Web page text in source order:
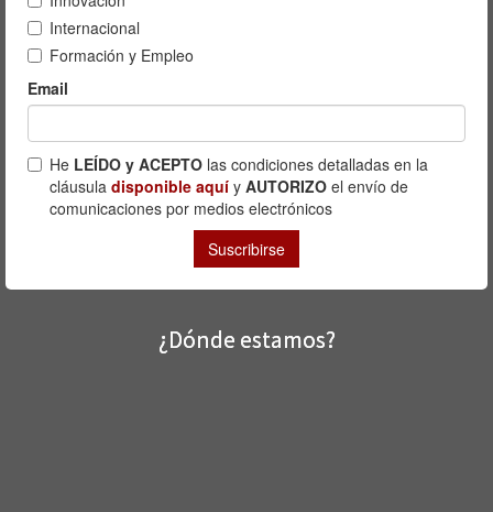
¿Dónde estamos?